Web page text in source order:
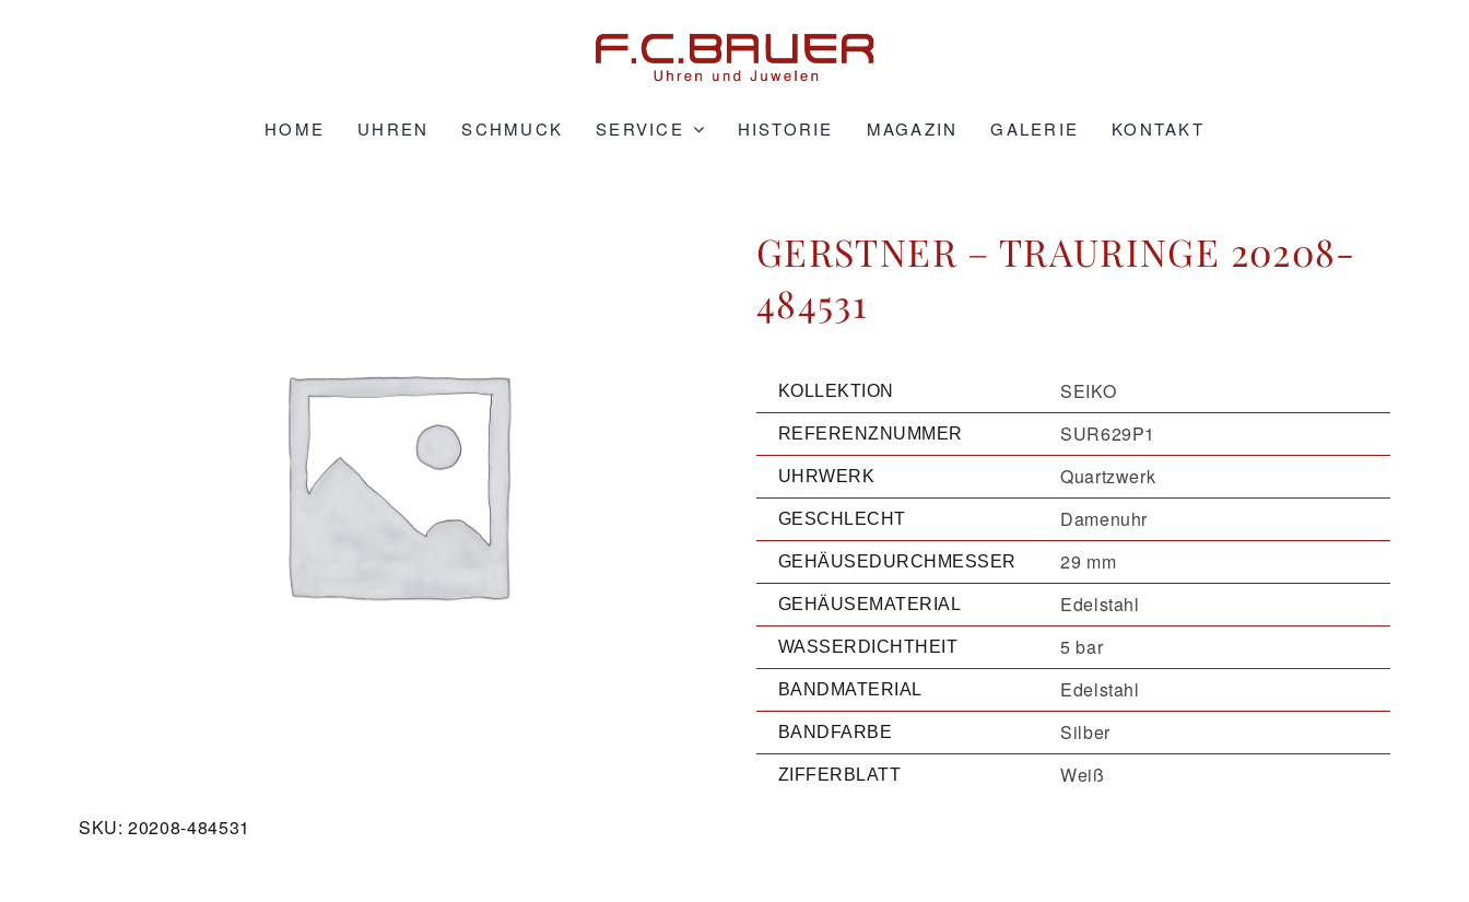
HOME UHREN SCHMUCK SERVICE HISTORIE MAGAZIN GALERIE KONTAKT
SKU:20208-484531
GERSTNER – TRAURINGE 20208-
484531
KOLLEKTION SEIKO
REFERENZNUMMER SUR629P1
UHRWERK Quartzwerk
GESCHLECHT Damenuhr
GEHÄUSEDURCHMESSER 29 mm
GEHÄUSEMATERIAL Edelstahl
WASSERDICHTHEIT 5 bar
BANDMATERIAL Edelstahl
BANDFARBE Silber
ZIFFERBLATT Weiß